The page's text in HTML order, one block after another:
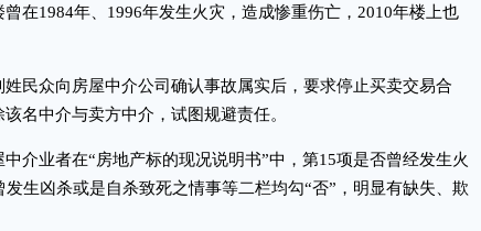
在1984年、1996年发生火灾，造成惨重伤亡，2010年楼上也
众向房屋中介公司确认事故属实后，要求停止买卖交易合
名中介与卖方中介，试图规避责任。
业者在“房地产标的现况说明书”中，第15项是否曾经发生火
发生凶杀或是自杀致死之情事等二栏均勾“否”，明显有缺失、欺